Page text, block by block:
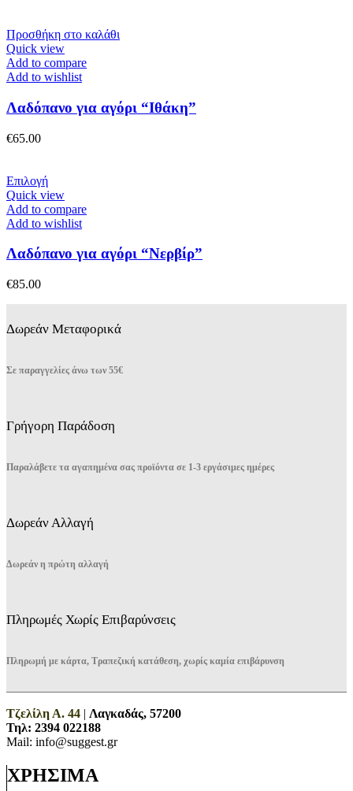
Προσθήκη στο καλάθι
Quick view
Add to compare
Add to wishlist
Λαδόπανο για αγόρι “Ιθάκη”
€65.00
ΕπιλογήΑυτό
το
προϊόν
έχει
παραλλαγές.
επιλεγούν
στη
του
προϊόντος
Quick view
Add to compare
Add to wishlist
Λαδόπανο για αγόρι “Νερβίρ”
€85.00
Δωρεάν Μεταφορικά
Σε παραγγελίες άνω των 55€
Γρήγορη Παράδοση
Παραλάβετε τα αγαπημένα σας προϊόντα σε 1-3 εργάσιμες ημέρες
Δωρεάν Αλλαγή
Δωρεάν η πρώτη αλλαγή
Πληρωμές Χωρίς Επιβαρύνσεις
Πληρωμή με κάρτα, Τραπεζική κατάθεση, χωρίς καμία επιβάρυνση
Τζελίλη Α. 44 | Λαγκαδάς, 57200
Τηλ: 2394 022188
Mail: info@suggest.gr
ΧΡΗΣΙΜΑ